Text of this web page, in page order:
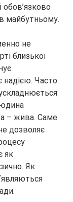
обов’язково
майбутньому.
не
близької
надією. Часто
– жива. Саме
дозволяє
як
Як